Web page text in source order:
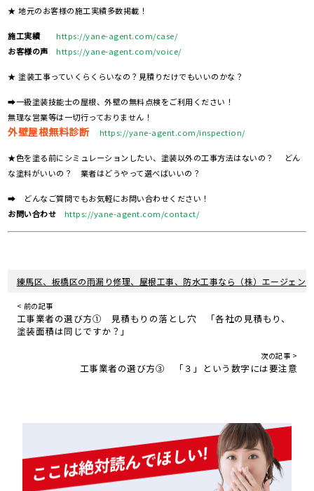
★ 地元のお客様の施工実績多数掲載！
施工実績
https://yane-agent.com/case/
お客様の声
https://yane-agent.com/voice/
★ 塗装工事っていくらくらいなの？見積りだけでもいいのかな？
➡一級塗装技能士の屋根、外壁の無料点検をご利用ください！
無理な営業等は一切行っておりません！
外壁屋根無料診断 https://yane-agent.com/inspection/
★色を塗る前にシミュレーションしたい、塗装以外の工事方法はないの？ どん
な塗料がいいの？ 業者はどうやって選べばいいの？
➡ どんなご質問でもお気軽にお問い合わせください！
お問い合わせ
https://yane-agent.com/contact/
練馬区、板橋区の雨漏り修理、屋根工事、防水工事なら（株）エージェント
< 前の記事
工事業者の選び方① 見積もりの落とし穴 「各社の見積もり、
塗装面積は同じですか？」
次の記事 >
工事業者の選び方③ 「３」という数字には要注意